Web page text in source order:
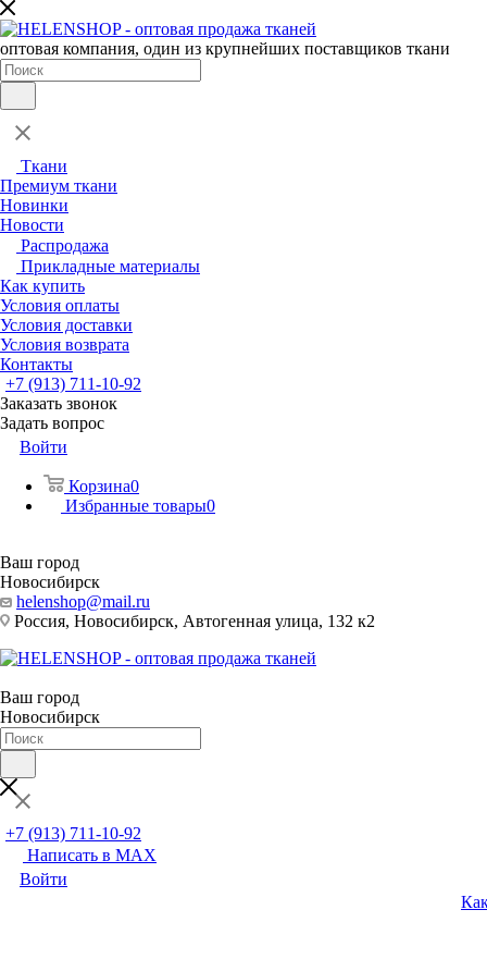
оптовая компания, один из крупнейших поставщиков ткани
Ткани
Премиум ткани
Новинки
Новости
Распродажа
Прикладные материалы
Как купить
Условия оплаты
Условия доставки
Условия возврата
Контакты
+7 (913) 711-10-92
Заказать звонок
Задать вопрос
Войти
Корзина0
Избранные товары0
Ваш город
Новосибирск
helenshop@mail.ru
Россия, Новосибирск, Автогенная улица, 132 к2
Ваш город
Новосибирск
+7 (913) 711-10-92
Написать в MAX
Войти